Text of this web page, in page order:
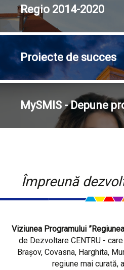
Regio 2014-2020
Proiecte de succes
MySMIS - Depune
Împreună
Viziunea Programului
de Dezvoltare CENTRU -
Brașov, Covasna, Harghita,
regiune mai curată,